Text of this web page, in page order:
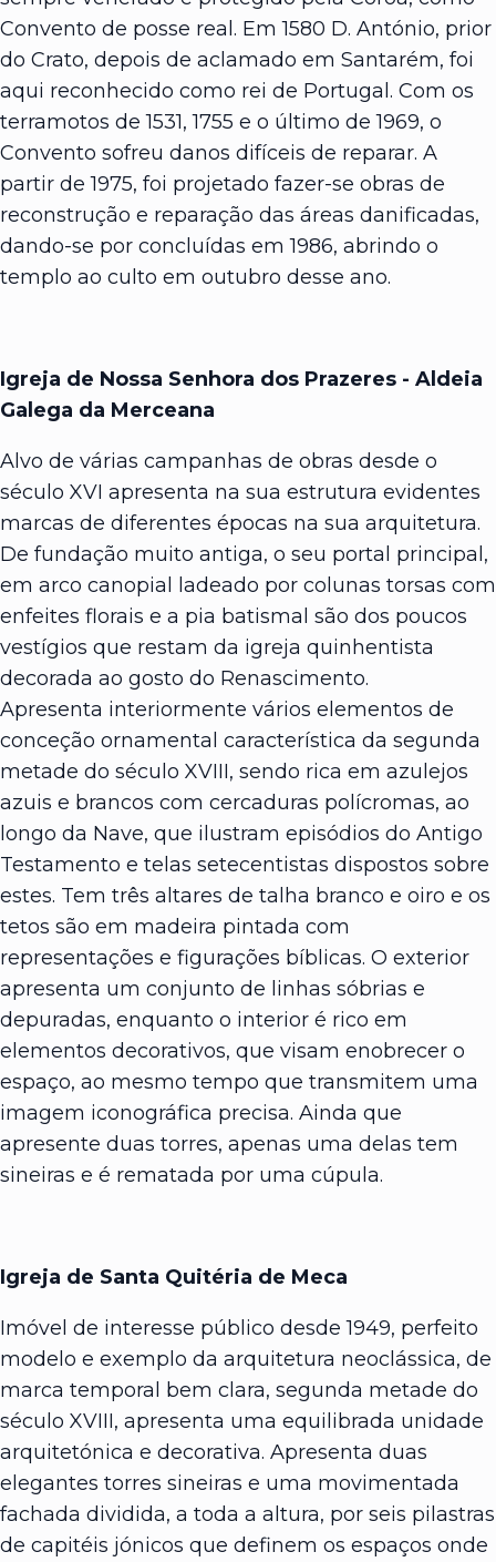
Convento de posse real. Em 1580 D. António, prior
do Crato, depois de aclamado em Santarém, foi
aqui reconhecido como rei de Portugal. Com os
terramotos de 1531, 1755 e o último de 1969, o
Convento sofreu danos difíceis de reparar. A
partir de 1975, foi projetado fazer-se obras de
reconstrução e reparação das áreas danificadas,
dando-se por concluídas em 1986, abrindo o
templo ao culto em outubro desse ano.
Igreja de Nossa Senhora dos Prazeres - Aldeia
Galega da Merceana
Alvo de várias campanhas de obras desde o
século XVI apresenta na sua estrutura evidentes
marcas de diferentes épocas na sua arquitetura.
De fundação muito antiga, o seu portal principal,
em arco canopial ladeado por colunas torsas com
enfeites florais e a pia batismal são dos poucos
vestígios que restam da igreja quinhentista
decorada ao gosto do Renascimento.
Apresenta interiormente vários elementos de
conceção ornamental característica da segunda
metade do século XVIII, sendo rica em azulejos
azuis e brancos com cercaduras polícromas, ao
longo da Nave, que ilustram episódios do Antigo
Testamento e telas setecentistas dispostos sobre
estes. Tem três altares de talha branco e oiro e os
tetos são em madeira pintada com
representações e figurações bíblicas. O exterior
apresenta um conjunto de linhas sóbrias e
depuradas, enquanto o interior é rico em
elementos decorativos, que visam enobrecer o
espaço, ao mesmo tempo que transmitem uma
imagem iconográfica precisa. Ainda que
apresente duas torres, apenas uma delas tem
sineiras e é rematada por uma cúpula.
Igreja de Santa Quitéria de Meca
Imóvel de interesse público desde 1949, perfeito
modelo e exemplo da arquitetura neoclássica, de
marca temporal bem clara, segunda metade do
século XVIII, apresenta uma equilibrada unidade
arquitetónica e decorativa. Apresenta duas
elegantes torres sineiras e uma movimentada
fachada dividida, a toda a altura, por seis pilastras
de capitéis jónicos que definem os espaços onde